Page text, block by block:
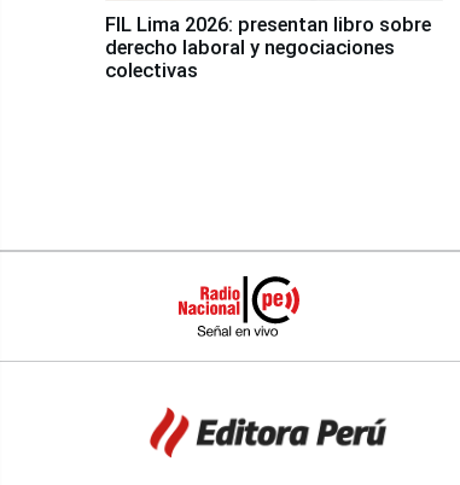
FIL Lima 2026: presentan libro sobre
derecho laboral y negociaciones
colectivas